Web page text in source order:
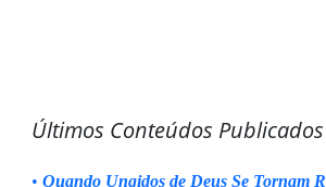
Últimos Conteúdos Publicados
• Quando Ungidos de Deus Se Tornam